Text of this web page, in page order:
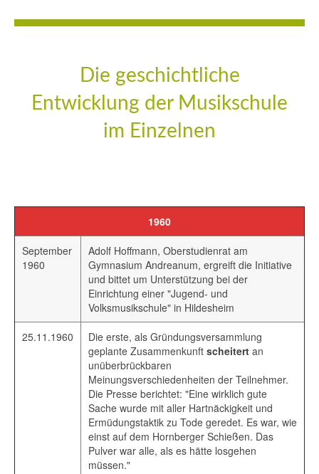
Die geschichtliche
Entwicklung der Musikschule
im Einzelnen
1960
September
1960
Adolf Hoffmann, Oberstudienrat am
Gymnasium Andreanum, ergreift die Initiative
und bittet um Unterstützung bei der
Einrichtung einer "Jugend- und
Volksmusikschule" in Hildesheim
25.11.1960
Die erste, als Gründungsversammlung
geplante Zusammenkunft scheitert an
unüberbrückbaren
Meinungsverschiedenheiten der Teilnehmer.
Die Presse berichtet: "Eine wirklich gute
Sache wurde mit aller Hartnäckigkeit und
Ermüdungstaktik zu Tode geredet. Es war, wie
einst auf dem Hornberger Schießen. Das
Pulver war alle, als es hätte losgehen
müssen."